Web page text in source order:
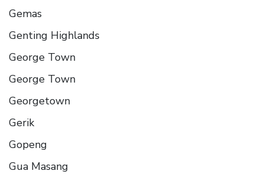
Gemas
Genting Highlands
George Town
George Town
Georgetown
Gerik
Gopeng
Gua Masang